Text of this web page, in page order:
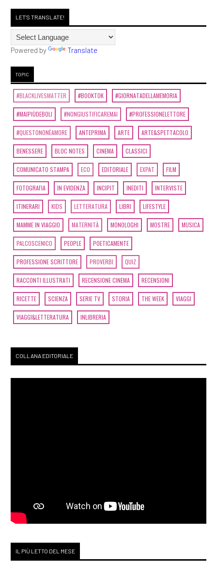
LET'S TRANSLATE!
Powered by Translate
TOPIC
#BLACKLIVESMATTER #BOOKTOK #GIORNATADELLAMEMORIA
#MAIPIÙDEBOLI #NONGIUSTIFICAREMAI #PROFESSIONELETTORE
#QUESTONONÈAMORE ANTEPRIMA ARTE ARTE&SPETTACOLO
BENESSERE BLOC NOTES CINEMA CLASSICI
COMUNICATO STAMPA ECO EDITORIALE EXPAT FILM
FOTOGRAFIA IN EVIDENZA INCIPIT INEDITI INTERVISTE
ITINERARI KIDS LETTERATURA LIBRI LIFESTYLE
MAMME IN VIAGGIO MATERNITÀ MONOLOGHI MOSTRE MUSICA
PALCOSCENICO PEOPLE POETICAMENTE
PROFESSIONE SCRITTORE PROVERBI QUIZ
RACCONTI ILLUSTRATI RECENSIONE CINEMA RECENSIONI
RICETTE SCIENZA SERIE TV STORIA THE WEEK VIAGGI
VIAGGI&LETTERATURA INLIBRERIA
COLLANA EDITORIALE
IL PIÙ LETTO DEL MESE